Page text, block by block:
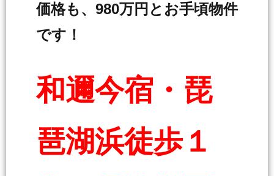
価格も、980万円とお手頃物件
です！
和邇今宿・琵
琶湖浜徒歩１